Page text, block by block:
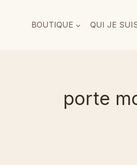
BOUTIQUE QUI JE
porte